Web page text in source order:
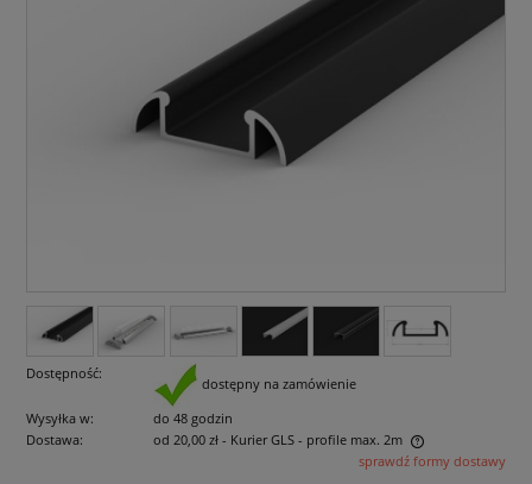
Dostępność:
dostępny na zamówienie
Wysyłka w:
do 48 godzin
Dostawa:
od 20,00 zł - Kurier GLS - profile max. 2m
Cena nie zawiera ewentualnych kosztów płatnościsprawdź formy dostawy